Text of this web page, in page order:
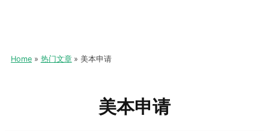
Home 热门文章 美本申请
美本申请